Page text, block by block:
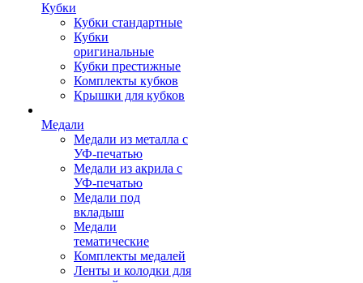
Кубки
Кубки стандартные
Кубки
оригинальные
Кубки престижные
Комплекты кубков
Крышки для кубков
Медали
Медали из металла с
УФ-печатью
Медали из акрила с
УФ-печатью
Медали под
вкладыш
Медали
тематические
Комплекты медалей
Ленты и колодки для